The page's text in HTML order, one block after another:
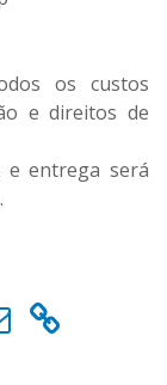
os custos
e direitos de
e entrega será